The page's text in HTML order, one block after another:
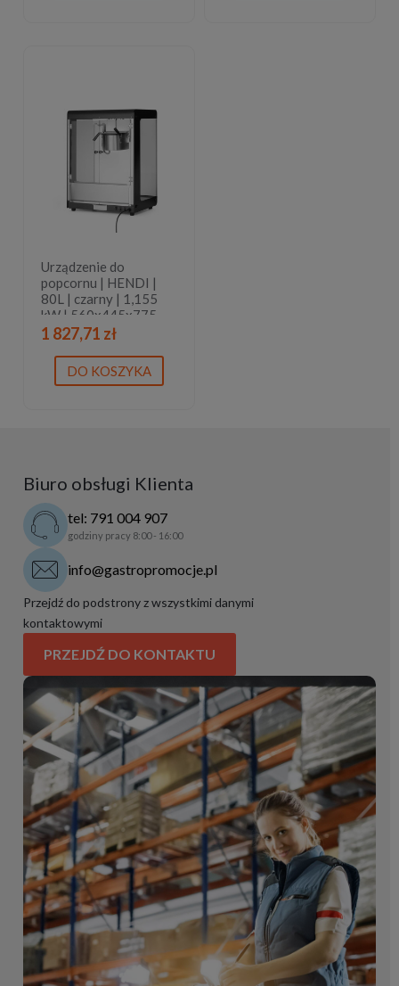
Urządzenie do
popcornu | HENDI |
80L | czarny | 1,155
kW | 560x445x775
mm
1 827,71 zł
DO KOSZYKA
Biuro obsługi Klienta
tel: 791 004 907
godziny pracy 8:00 - 16:00
info@gastropromocje.pl
Przejdź do podstrony z wszystkimi danymi
kontaktowymi
PRZEJDŹ DO KONTAKTU